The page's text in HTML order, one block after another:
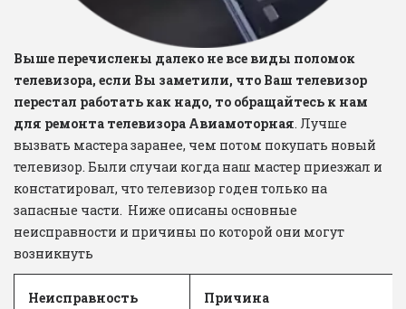
Выше перечислены далеко не все виды поломок
телевизора, если Вы заметили, что Ваш телевизор
перестал работать как надо, то обращайтесь к нам
для ремонта телевизора Авиамоторная. Лучше
вызвать мастера заранее, чем потом покупать новый
телевизор. Были случаи когда наш мастер приезжал и
констатировал, что телевизор годен только на
запасные части.  Ниже описаны основные
неисправности и причины по которой они могут
возникнуть
Неисправность Причина